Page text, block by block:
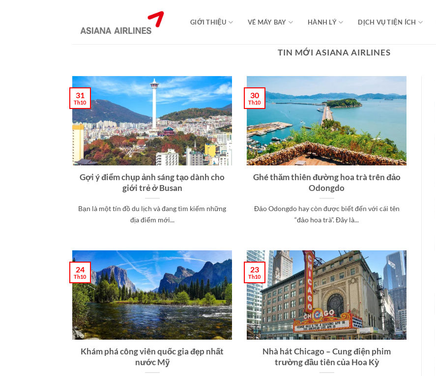
GIỚI THIỆU VÉ MÁY BAY HÀNH LÝ DỊCH VỤ TIỆN ÍCH
TIN MỚI ASIANA AIRLINES
Gợi ý điểm chụp ảnh sáng tạo dành cho
giới trẻ ở Busan
Bạn là một tín đồ du lịch và đang tìm kiếm những
địa điểm mới...
31
Th10
Ghé thăm thiên đường hoa trà trên đảo
Odongdo
Đảo Odongdo hay còn được biết đến với cái tên
“đảo hoa trà”. Đây là...
30
Th10
Khám phá công viên quốc gia đẹp nhất
nước Mỹ
24
Th10
Nhà hát Chicago – Cung điện phim
trường đầu tiên của Hoa Kỳ
23
Th10